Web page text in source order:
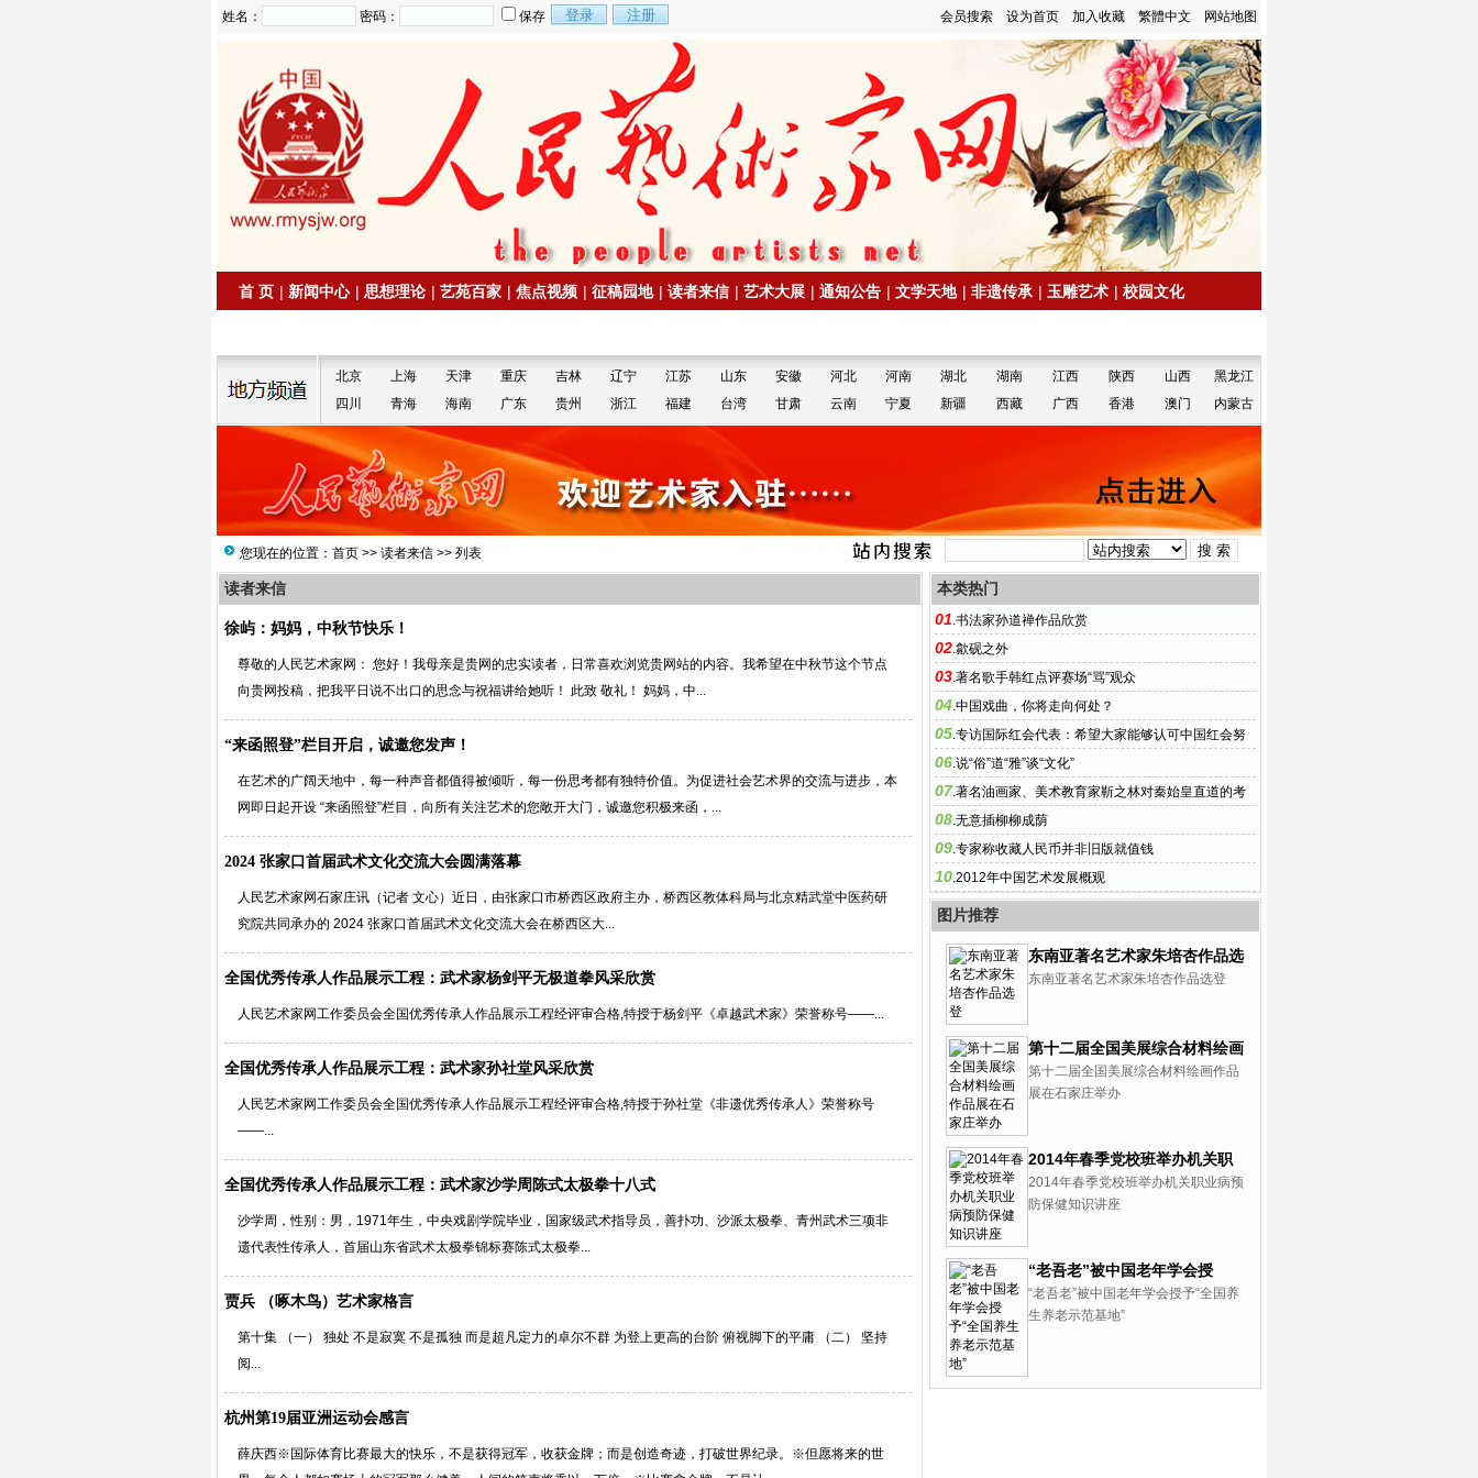
会员搜索 设为首页 加入收藏 繁體中文 网站地图
姓名： 密码： 保存
首 页 | 新闻中心 | 思想理论 | 艺苑百家 | 焦点视频 | 征稿园地 | 读者来信 | 艺术大展 | 通知公告 | 文学天地 | 非遗传承 | 玉雕艺术 | 校园文化
北京 上海 天津 重庆 吉林 辽宁 江苏 山东 安徽 河北 河南 湖北 湖南 江西 陕西 山西
黑龙江
四川
青海 海南 广东 贵州 浙江 福建 台湾 甘肃 云南 宁夏 新疆 西藏 广西 香港 澳门 内蒙古
您现在的位置： 首页 >> 读者来信 >> 列表
读者来信
徐屿：妈妈，中秋节快乐！
尊敬的人民艺术家网： 您好！我母亲是贵网的忠实读者，日常喜欢浏览贵网站的内容。我希望在中秋节这个节点
向贵网投稿，把我平日说不出口的思念与祝福讲给她听！ 此致 敬礼！ 妈妈，中...
“来函照登”栏目开启，诚邀您发声！
在艺术的广阔天地中，每一种声音都值得被倾听，每一份思考都有独特价值。为促进社会艺术界的交流与进步，本
网即日起开设 “来函照登”栏目，向所有关注艺术的您敞开大门，诚邀您积极来函，...
2024 张家口首届武术文化交流大会圆满落幕
人民艺术家网石家庄讯（记者 文心）近日，由张家口市桥西区政府主办，桥西区教体科局与北京精武堂中医药研
究院共同承办的 2024 张家口首届武术文化交流大会在桥西区大...
全国优秀传承人作品展示工程：武术家杨剑平无极道拳风采欣赏
人民艺术家网工作委员会全国优秀传承人作品展示工程经评审合格,特授于杨剑平《卓越武术家》荣誉称号——...
全国优秀传承人作品展示工程：武术家孙社堂风采欣赏
人民艺术家网工作委员会全国优秀传承人作品展示工程经评审合格,特授于孙社堂《非遗优秀传承人》荣誉称号
——...
全国优秀传承人作品展示工程：武术家沙学周陈式太极拳十八式
沙学周，性别：男，1971年生，中央戏剧学院毕业，国家级武术指导员，善扑功、沙派太极拳、青州武术三项非
遗代表性传承人，首届山东省武术太极拳锦标赛陈式太极拳...
贾兵 （啄木鸟）艺术家格言
第十集 （一） 独处 不是寂寞 不是孤独 而是超凡定力的卓尔不群 为登上更高的台阶 俯视脚下的平庸 （二） 坚持
阅...
杭州第19届亚洲运动会感言
薛庆西※国际体育比赛最大的快乐，不是获得冠军，收获金牌；而是创造奇迹，打破世界纪录。※但愿将来的世
本类热门
01.书法家孙道禅作品欣赏
02.歙砚之外
03.著名歌手韩红点评赛场“骂”观众
04.中国戏曲，你将走向何处？
05.专访国际红会代表：希望大家能够认可中国红会努
力背后的决心
06.说“俗”道“雅”谈“文化”
07.著名油画家、美术教育家靳之林对秦始皇直道的考
察
08.无意插柳柳成荫
09.专家称收藏人民币并非旧版就值钱
10.2012年中国艺术发展概观
图片推荐
东南亚著名艺术家朱培杏作品选
登
东南亚著名艺术家朱培杏作品选登
第十二届全国美展综合材料绘画
作品展在石家庄举办
第十二届全国美展综合材料绘画作品
展在石家庄举办
2014年春季党校班举办机关职
业病预防保健知识讲座
2014年春季党校班举办机关职业病预
防保健知识讲座
“老吾老”被中国老年学会授
予“全国养生养老示范基地”
“老吾老”被中国老年学会授予“全国养
生养老示范基地”